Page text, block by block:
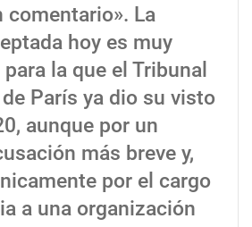
comentario». La
hoy es muy
la que el Tribunal
París ya dio su visto
aunque por un
más breve y,
por el cargo
a una organización